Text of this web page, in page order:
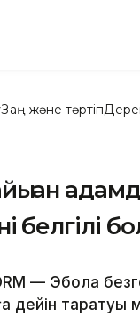
Заң және тәртіп
белгілі
— Эбола
дейін таратуы